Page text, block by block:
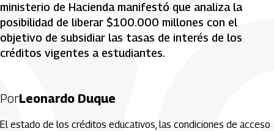
ministerio de Hacienda manifestó que analiza la
posibilidad de liberar $100.000 millones con el
objetivo de subsidiar las tasas de interés de los
créditos vigentes a estudiantes.
PorLeonardo Duque
El estado de los créditos educativos, las condiciones de acceso